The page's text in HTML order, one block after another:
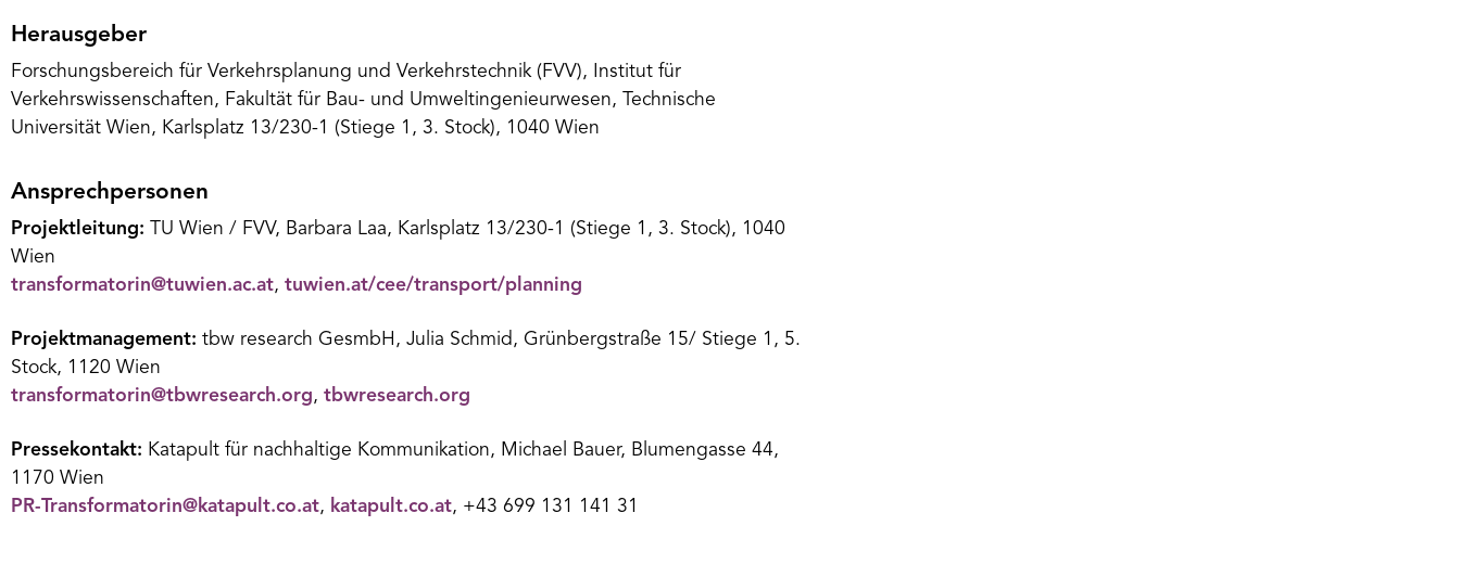
Herausgeber
Forschungsbereich für Verkehrsplanung und Verkehrstechnik (FVV), Institut für
Verkehrswissenschaften, Fakultät für Bau- und Umweltingenieurwesen, Technische
Universität Wien, Karlsplatz 13/230-1 (Stiege 1, 3. Stock), 1040 Wien
Ansprechpersonen
Projektleitung:
TU Wien / FVV, Barbara Laa, Karlsplatz 13/230-1 (Stiege 1, 3. Stock), 1040
Wien
transformatorin@tuwien.ac.at, tuwien.at/cee/transport/planning
Projektmanagement: tbw research GesmbH, Julia Schmid, Grünbergstraße 15/ Stiege 1, 5.
Stock, 1120 Wien
transformatorin@tbwresearch.org, tbwresearch.org
Pressekontakt: Katapult für nachhaltige Kommunikation, Michael Bauer, Blumengasse 44,
1170 Wien
PR-Transformatorin@katapult.co.at, katapult.co.at, +43 699 131 141 31